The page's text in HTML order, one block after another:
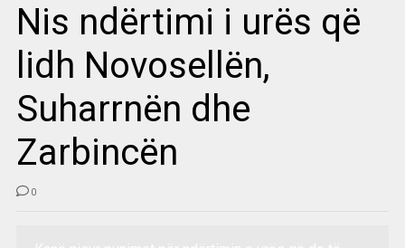
Nis ndërtimi i urës që
lidh Novosellën,
Suharrnën dhe
Zarbincën
0